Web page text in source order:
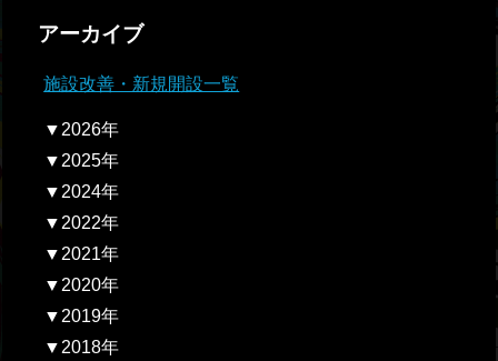
アーカイブ
施設改善・新規開設一覧
▼2026年
▼2025年
▼2024年
▼2022年
▼2021年
▼2020年
▼2019年
▼2018年